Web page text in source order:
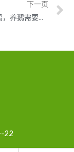
下一页
养殖设备养鹅，养鹅需要哪些空调设备？！
-22